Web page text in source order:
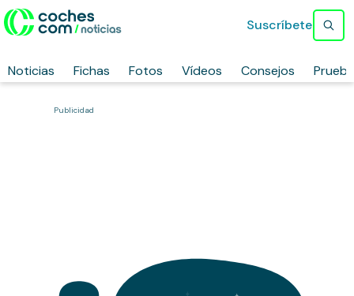
Noticias Fichas Fotos Vídeos Consejos
Suscríbete
Publicidad